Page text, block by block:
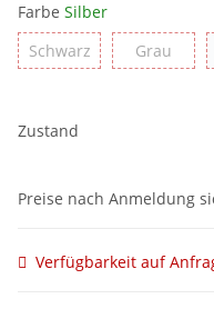
Farbe Silber
SchwarzSchwarzGrau Grau
Zustand
Preise nach Anmeldung
Verfügbarkeit auf